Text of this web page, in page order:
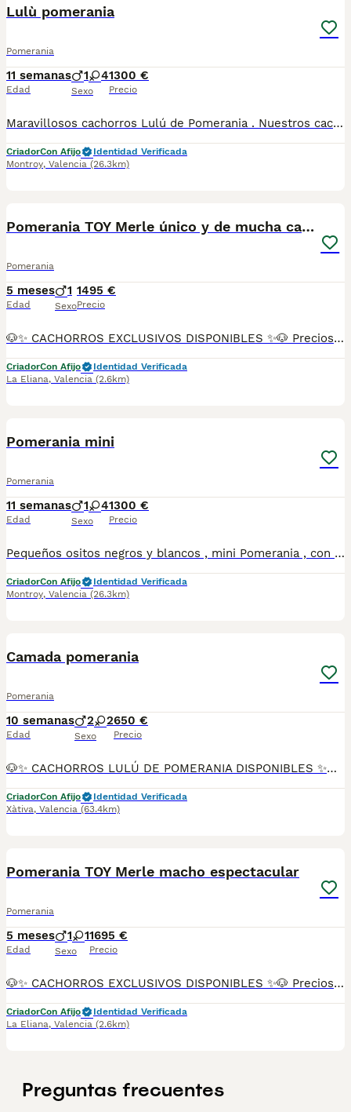
Lulù pomerania
Pomerania
11 semanas
Edad
1 4
Sexo
1300 €
Precio
Maravillosos cachorros Lulú de Pomerania . Nuestros cachorros crecen y viven juntos a nosotros . Tienen muy buen carácter.
CriadorCon Afijo
Identidad Verificada
Montroy, Valencia (26.3km)
Pomerania TOY Merle único y de mucha calidad
Pomerania
5 meses
Edad
1
Sexo
1495 €
Precio
🐶✨ CACHORROS EXCLUSIVOS DISPONIBLES ✨🐶 Preciosos cachorros criados en ambiente familiar, rodeados de amor y cuidados desde el primer día ❤️ Totalmente socializados, cariñosos y acostumbrados al contacto con personas. 📦 Se entregan con todas las garantías: ✔️ Cartilla sanitaria ✔️ Vacunación al día 💉 ✔️ Desparasitación completa ✅ ✔️ Garantía vírica 😷 ✔️ Garantía congénita 👌 ✔️ Contrato de entrega ✍️ 📸 Síguenos en Instagram: @fincapaunais para ver fotos y vídeos reales ⚠️ Disponibilidad limitada ⚠️ Se reservan rápido. 📲 Contacto directo por WhatsApp: 671 454 202 Solo personas responsables
CriadorCon Afijo
Identidad Verificada
La Eliana, Valencia (2.6km)
Pomerania mini
Pomerania
11 semanas
Edad
1 4
Sexo
1300 €
Precio
Pequeños ositos negros y blancos , mini Pomerania , con mucha calidad . El padre pesa 1.4 kg y la madre 2,8 kg. Son ultra bonitos y con muy buen carácter. Criamos nuestros perros dentro de nuestra casa y los amamos mucho . Puedes venir a verlos en persona .
CriadorCon Afijo
Identidad Verificada
Montroy, Valencia (26.3km)
Camada pomerania
Pomerania
10 semanas
Edad
2 2
Sexo
650 €
Precio
🐶✨ CACHORROS LULÚ DE POMERANIA DISPONIBLES ✨🐶 Preciosa camada de Lulú de Pomerania nacida el 26 de mayo, criada en ambiente familiar con todo el cariño, atención y cuidados necesarios para garantizar cachorros sanos, equilibrados y correctamente socializados. ✅ Pedigree ✅ Vacunas correspondientes a su edad ✅ Desparasitados ✅ Revisión veterinaria ✅ Cartilla sanitaria ✅ Núcleo Zoológico autorizado ✅ Cría familiar 🌟 Disponibles en diferentes colores y variedades: 🐾 Negro fuego 🐾 Mirlo (Merle) 🐾 Parti Color 🐾 Y otros colores disponibles según camada Nuestros cachorros destacan por su abundante pelaje, expresión dulce y excelente carácter. Son criados dentro del hogar, acostumbrados al contacto diario con personas y a la convivencia familiar. 🏆 Los padres proceden de líneas seleccionadas y participan en exposiciones y concursos caninos, obteniendo excelentes valoraciones por su belleza, estructura y tipicidad racial. ❤️ Alegres, inteligentes y muy cariñosos. ❤️ Perfectos como perros de compañía. ❤️ Adaptables tanto a familias como a personas que viven solas. 💶 Precio: desde 650 € hasta 1.100 €, según color, sexo y características del ejemplar. 📸 Disponemos de fotografías, vídeos e información de los cachorros y sus progenitores. 📩 Contacta para conocer disponibilidad y recibir más información sin compromiso. Buscamos hogares responsables donde nuestros pequeños puedan crecer rodeados de cariño y cuidados.
CriadorCon Afijo
Identidad Verificada
Xàtiva, Valencia (63.4km)
Pomerania TOY Merle macho espectacular
Pomerania
5 meses
Edad
1 1
Sexo
1695 €
Precio
🐶✨ CACHORROS EXCLUSIVOS DISPONIBLES ✨🐶 Preciosos cachorros criados en ambiente familiar, rodeados de amor y cuidados desde el primer día ❤️ Totalmente socializados, cariñosos y acostumbrados al contacto con personas. 📦 Se entregan con todas las garantías: ✔️ Cartilla sanitaria ✔️ Vacunación al día 💉 ✔️ Desparasitación completa ✅ ✔️ Garantía vírica 😷 ✔️ Garantía congénita 👌 ✔️ Contrato de entrega ✍️ 📸 Síguenos en Instagram: @fincapaunais para ver fotos y vídeos reales ⚠️ Disponibilidad limitada ⚠️ Se reservan rápido. 📲 Contacto directo por WhatsApp: 671 454 202 Solo personas responsables
CriadorCon Afijo
Identidad Verificada
La Eliana, Valencia (2.6km)
Preguntas frecuentes